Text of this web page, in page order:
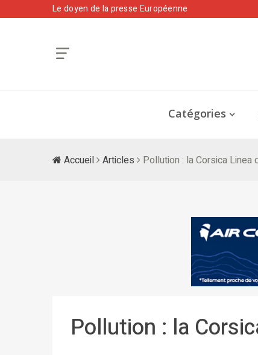
Le doyen de la presse Européenne
Catégories
Accueil Articles Pollution : la Corsica Linea
Pollution : la